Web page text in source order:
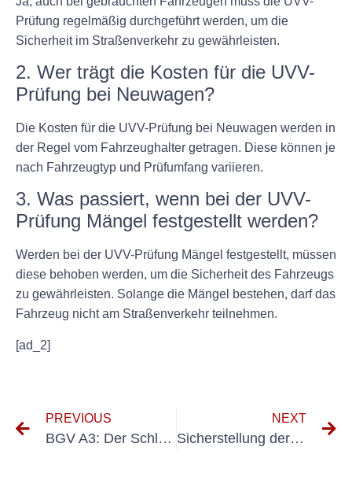
Prüfung regelmäßig durchgeführt werden, um die
Sicherheit im Straßenverkehr zu gewährleisten.
2. Wer trägt die Kosten für die UVV-
Prüfung bei Neuwagen?
Die Kosten für die UVV-Prüfung bei Neuwagen werden in
der Regel vom Fahrzeughalter getragen. Diese können je
nach Fahrzeugtyp und Prüfumfang variieren.
3. Was passiert, wenn bei der UVV-
Prüfung Mängel festgestellt werden?
Werden bei der UVV-Prüfung Mängel festgestellt, müssen
diese behoben werden, um die Sicherheit des Fahrzeugs
zu gewährleisten. Solange die Mängel bestehen, darf das
Fahrzeug nicht am Straßenverkehr teilnehmen.
[ad_2]
PREVIOUS
BGV A3: Der Schlüssel zur Gewährleistung eines sicheren Arbeitsplatzes
NEXT
Sicherstellung der BGV D29 57 Compliance: Best Practices für Arbeitgeber